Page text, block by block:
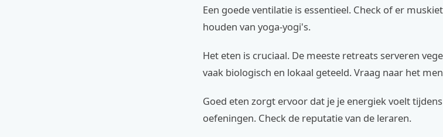
Een goede ventilatie is essentieel. Check of er
houden van yoga-yogi's.
Het eten is cruciaal. De meeste retreats serveren
vaak biologisch en lokaal geteeld. Vraag naar het
Goed eten zorgt ervoor dat je je energiek voelt
oefeningen. Check de reputatie van de leraren.